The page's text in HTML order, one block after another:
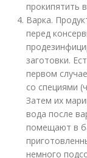
прокипятить
Варка.
перед
заготовки.
первом
со специями
Затем их
вода после
помещают в
немного